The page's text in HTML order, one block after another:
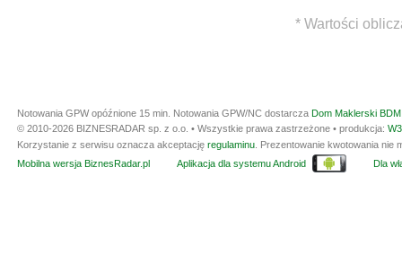
* Wartości
Notowania GPW opóźnione 15 min. Notowania GPW/NC dostarcza Dom Maklerski
© 2010-2026 BIZNESRADAR sp. z o.o. • Wszystkie prawa zastrzeżone • produkcja:
Korzystanie z serwisu oznacza akceptację regulaminu . Prezentowanie kwotowania
Mobilna wersja BiznesRadar.pl
Aplikacja dla systemu Android Dla